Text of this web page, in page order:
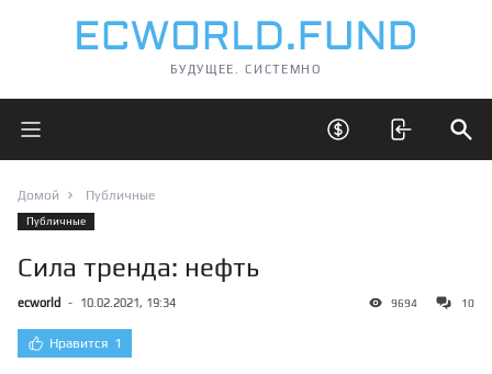
БУДУЩЕЕ. СИСТЕМНО
Открыть главное меню Открыть скрытые
Домой Публичные
Публичные
Сила тренда: нефть
ecworld - 10.02.2021, 19:34 9694 10
Нравится 1